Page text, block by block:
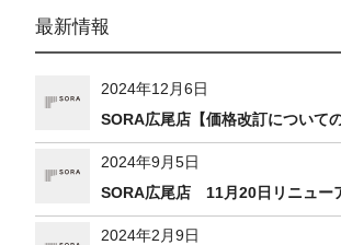
最新情報
2024年12月6日
SORA広尾店【価格改訂について
2024年9月5日
SORA広尾店 11月20日リニュー
2024年2月9日